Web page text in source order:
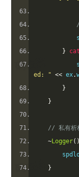
}
ed: "
<< ex.
}
}
// 私有析
~Logger()
}